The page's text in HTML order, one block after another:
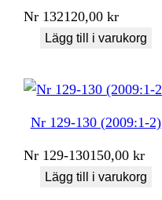
Nr 132120,00kr
Lägg till i varukorg
Nr 129-130 (2009:1-2)
Nr 129-130150,00kr
Lägg till i varukorg